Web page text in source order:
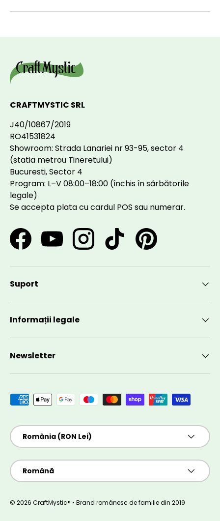
CRAFTMYSTIC SRL
J40/10867/2019
RO41531824
Showroom: Strada Lanariei nr 93-95, sector 4
(statia metrou Tineretului)
Bucuresti, Sector 4
Program: L–V 08:00–18:00 (închis în sărbătorile
legale)
Se accepta plata cu cardul POS sau numerar.
FacebookYouTubeInstagramTikTok Pinterest
Suport
Informații legale
Newsletter
Metode de plată acceptate
Țară/Regiune
România (RON Lei)
Limbă
Română
© 2026 CraftMystic® • Brand românesc de familie din 2019